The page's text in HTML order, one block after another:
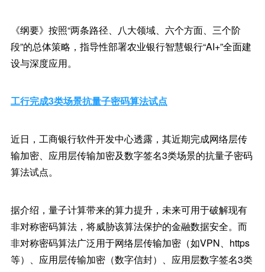
《纲要》按照“两条路径、八大领域、六个方面、三个阶
段”的总体策略，指导性部署农业银行智慧银行“AI+”全面建
设与深度应用。
工行完成3类场景抗量子密码算法试点
近日，工商银行软件开发中心透露，其近期完成网络层传
输加密、应用层传输加密及数字签名3类场景的抗量子密码
算法试点。
据介绍，量子计算带来的算力提升，未来可用于破解现有
非对称密码算法，将威胁该算法保护的金融数据安全。而
非对称密码算法广泛用于网络层传输加密（如VPN、https
等）、应用层传输加密（数字信封）、应用层数字签名3类